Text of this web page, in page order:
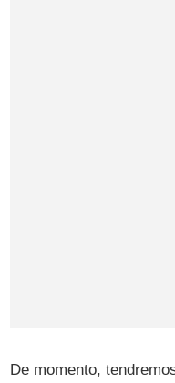
De momento,